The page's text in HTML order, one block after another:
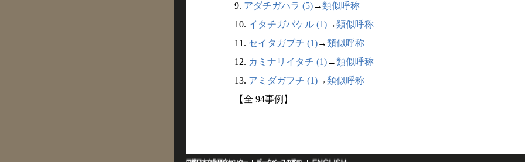
9. アダチガハラ (5)→類似呼称
10. イタチガバケル (1)→類似呼称
11. セイタガブチ (1)→類似呼称
12. カミナリイタチ (1)→類似呼称
13. アミダガフチ (1)→類似呼称
【全 94事例】